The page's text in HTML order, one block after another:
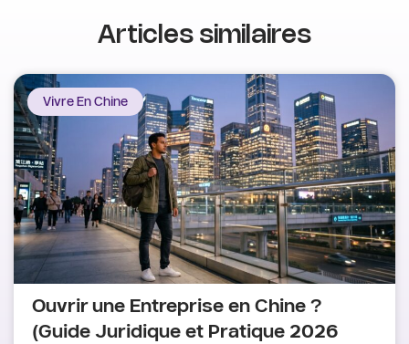
Articles similaires
Vivre En Chine
Ouvrir une Entreprise en Chine ?
(Guide Juridique et Pratique 2026